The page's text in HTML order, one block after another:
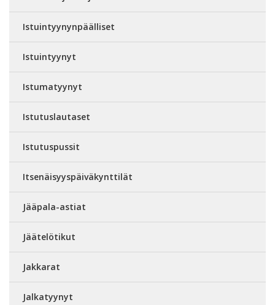
Istuintyynynpäälliset
Istuintyynyt
Istumatyynyt
Istutuslautaset
Istutuspussit
Itsenäisyyspäiväkynttilät
Jääpala-astiat
Jäätelötikut
Jakkarat
Jalkatyynyt